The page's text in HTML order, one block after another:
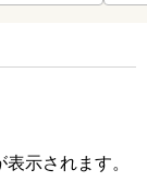
示されます。